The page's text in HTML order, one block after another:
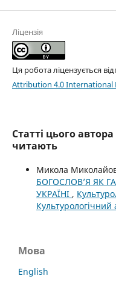
Ліцензія
Ця робота ліцензується
Attribution 4.0 International
Статті цього
читають
Микола
БОГОСЛОВ’Я ЯК
УКРАЇНІ ,
Мова
English